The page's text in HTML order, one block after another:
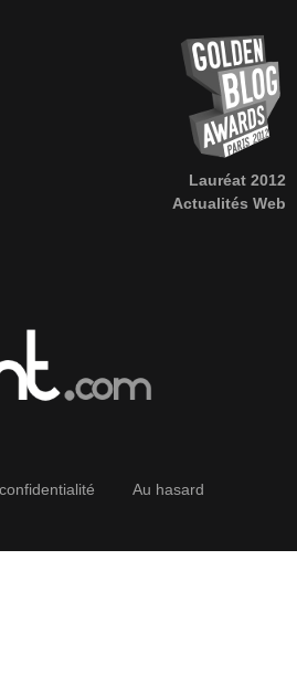
Lauréat 2012
Actualités Web
Au hasard